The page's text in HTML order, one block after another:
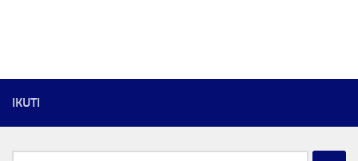
IKUTI